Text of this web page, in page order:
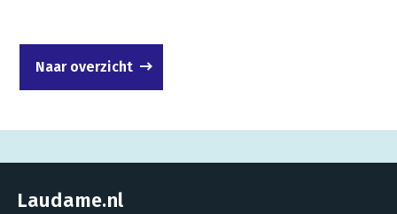
Naar overzicht
Laudame.nl